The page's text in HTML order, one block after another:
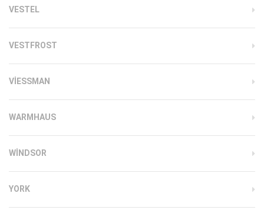
VESTEL
VESTFROST
VIESSMAN
WARMHAUS
WINDSOR
YORK